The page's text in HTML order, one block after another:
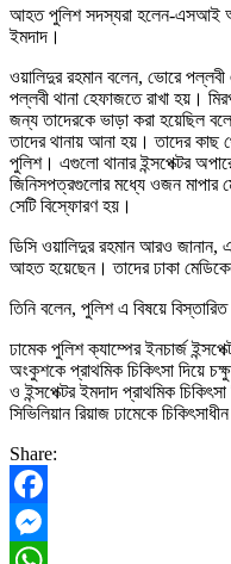
আহত পুলিশ সদস্যরা হলেন-এসআই
ইমদাদ।
ওয়ালিদুর রহমান বলেন, ভোরে
পল্লবী থানা হেফাজতে রাখা হয়।
জন্য তাদেরকে ভাড়া করা হয়েছিল
তাদের থানায় আনা হয়। তাদের কাছ
পুলিশ। এগুলো থানার ইন্সপেক্টর
জিনিসপত্রগুলোর মধ্যে ওজন মাপার
সেটি বিস্ফোরণ হয়।
ডিসি ওয়ালিদুর রহমান আরও জানান,
আহত হয়েছেন। তাদের ঢাকা
তিনি বলেন, পুলিশ এ বিষয়ে বিস্তারিত
ঢামেক পুলিশ ক্যাম্পের ইনচার্জ
অংকুশকে প্রাথমিক চিকিৎসা দিয়ে
ও ইন্সপেক্টর ইমদাদ প্রাথমিক
সিভিলিয়ান রিয়াজ ঢামেকে
Share:
Facebook
Messenger